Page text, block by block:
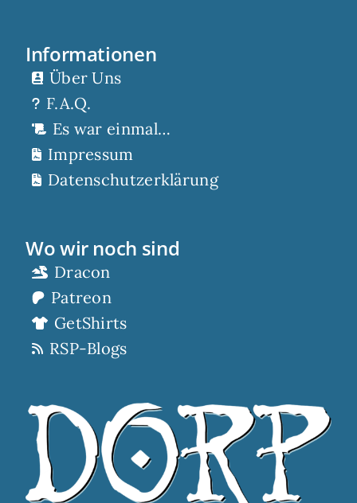
Informationen
Über Uns
F.A.Q.
Es war einmal…
Impressum
Datenschutzerklärung
Wo wir noch sind
Dracon
Patreon
GetShirts
RSP-Blogs